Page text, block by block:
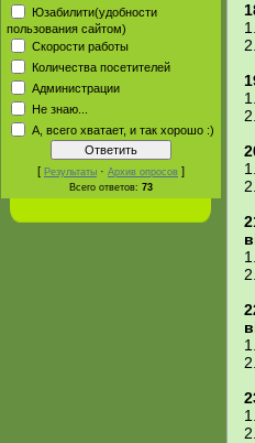
Юзабилити(удобности
пользования сайтом)
Скорости работы
Количества посетителей
Администрации
Не знаю...
А, всего хватает, и так хорошо :)
[ Результаты · Архив опросов ]
Всего ответов: 73